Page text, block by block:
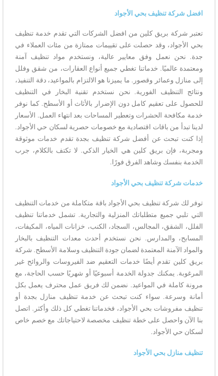
افضل شركة تنظيف بحي الأجواد
تعتبر شركة بريق كلين من افضل الشركات التي تقدم خدمة تنظيف
بحي الأجواد، وقد حصلت على تقييمات ممتازة من مئات العملاء في
جدة. نحن نعمل وفق معايير عالية، ونستخدم مواد تنظيف آمنة
ومعتمدة عالميًا. خدماتنا تغطي جميع أنواع العقارات، من شقق وفلل
إلى منازل وعمائر وقصور. ما يميزنا هو الالتزام بالمواعيد، دقة التنفيذ،
ونتائج التنظيف الفورية. نحن نستخدم تقنية البخار في التنظيف
للحصول على تعقيم كامل دون الإضرار بالأثاث أو الأسطح. كما نوفر
خدمة مكافحة الحشرات وتعطير المساحات بعد انتهاء العمل. الأسعار
لدينا تبدأ من باقات اقتصادية مع خصومات حصرية لسكان حي الأجواد.
إذا كنت تبحث عن أفضل شركة تنظيف بجدة تقدم خدمات موثوقة
ومجربة، فإن بريق كلين هي الخيار الذكي. لا تكتف بالكلام، جرب
الخدمة بنفسك وشاهد الفرق فورًا.
خدمات شركة تنظيف بحي الأجواد
توفر لك شركة تنظيف بحي الأجواد باقة متكاملة من خدمات التنظيف
التي تلبي جميع متطلباتك المنزلية والتجارية. تشمل خدماتنا تنظيف
الفلل، الشقق، المجالس، السجاد، الكنب، خزانات المياه، المكيفات،
المسابح، والمدارس. نحن نستخدم أحدث معدات التنظيف بالبخار
والمواد الآمنة المعتمدة لضمان جودة التنظيف وسلامة الأسطح. شركة
بريق كلين تقدم أيضًا خدمات التعقيم ضد الفيروسات والروائح غير
المرغوبة. يمكنك جدولة الخدمة أسبوعيًا أو شهريًا حسب الحاجة، مع
مرونة كاملة في المواعيد. نضمن لك فريق عمل محترف يعمل بكل
أمانة وسرعة. سواء كنت تبحث عن خدمة تنظيف منازل بجدة أو
تنظيف مفروشات بحي الأجواد، فخدماتنا تغطي كل ذلك وأكثر. اتصل
بنا الآن واحصل على خطة تنظيف مخصصة لاحتياجاتك مع خصم خاص
لسكان حي الأجواد.
تنظيف منازل بحي الأجواد